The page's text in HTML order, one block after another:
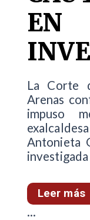
EN
La Corte
Arenas
impuso
Antonieta
Leer más
...